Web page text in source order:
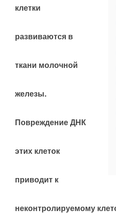
клетки
развиваются в
ткани молочной
железы.
Повреждение ДНК
этих клеток
приводит к
неконтролируемому